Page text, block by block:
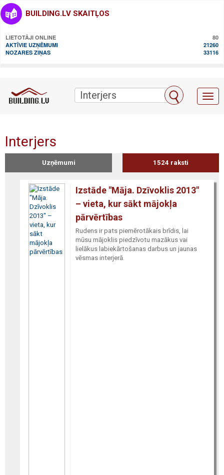
BUILDING.LV SKAITĻOS
LIETOTĀJI ONLINE
80
AKTĪVIE UZŅĒMUMI
21260
NOZARES ZIŅAS
33116
Interjers
Uzņēmumi 1524 raksti
Izstāde "Māja. Dzīvoklis 2013"
– vieta, kur sākt mājokļa
pārvērtības
Rudens ir pats piemērotākais brīdis, lai
mūsu mājoklis piedzīvotu mazākus vai
lielākus labiekārtošanas darbus un jaunas
vēsmas interjerā.